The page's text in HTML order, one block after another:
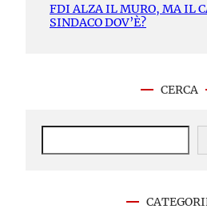
FDI ALZA IL MURO, MA IL
SINDACO DOV’È?
CERCA
S